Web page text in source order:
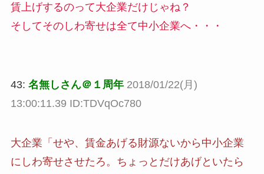
賃上げするのって大企業だけじゃね？
そしてそのしわ寄せは全て中小企業へ・・・
43: 名無しさん＠１周年 2018/01/22(月)
13:00:11.39 ID:TDVqOc780
大企業「せや、賃金あげる財源ないから中小企業
にしわ寄せさせたろ。ちょっとだけあげといたら